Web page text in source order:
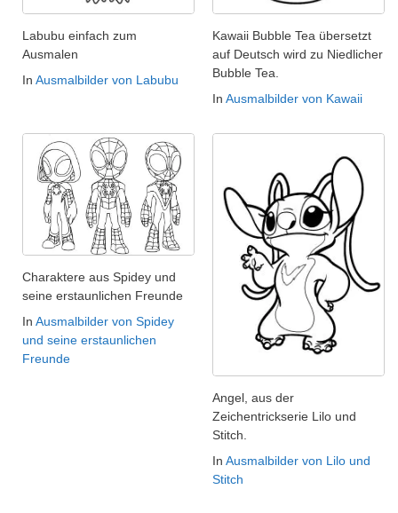
Labubu einfach zum
Ausmalen
In Ausmalbilder von Labubu
Kawaii Bubble Tea übersetzt
auf Deutsch wird zu Niedlicher
Bubble Tea.
In Ausmalbilder von Kawaii
Charaktere aus Spidey und
seine erstaunlichen Freunde
In Ausmalbilder von Spidey
und seine erstaunlichen
Freunde
Angel, aus der
Zeichentrickserie Lilo und
Stitch.
In Ausmalbilder von Lilo und
Stitch